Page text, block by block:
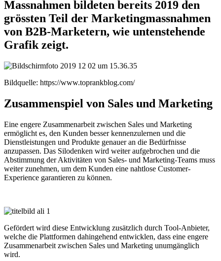
Massnahmen bildeten bereits 2019 den
grössten Teil der Marketingmassnahmen
von B2B-Marketern, wie untenstehende
Grafik zeigt.
Bildquelle: https://www.toprankblog.com/
Zusammenspiel von Sales und Marketing
Eine engere Zusammenarbeit zwischen Sales und Marketing
ermöglicht es, den Kunden besser kennenzulernen und die
Dienstleistungen und Produkte genauer an die Bedürfnisse
anzupassen. Das Silodenken wird weiter aufgebrochen und die
Abstimmung der Aktivitäten von Sales- und Marketing-Teams muss
weiter zunehmen, um dem Kunden eine nahtlose Customer-
Experience garantieren zu können.
Gefördert wird diese Entwicklung zusätzlich durch Tool-Anbieter,
welche die Plattformen dahingehend entwicklen, dass eine engere
Zusammenarbeit zwischen Sales und Marketing unumgänglich
wird.